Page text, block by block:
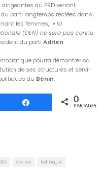
du PRD verront
parti longtemps restées dans
les femmes, » la
(DEN) ne sera pas connu
du parti Adrien
pourra démontrer sa
de ses structures et servir
du Bénin.
Partagez 0
PARTAGES
Genre Politique